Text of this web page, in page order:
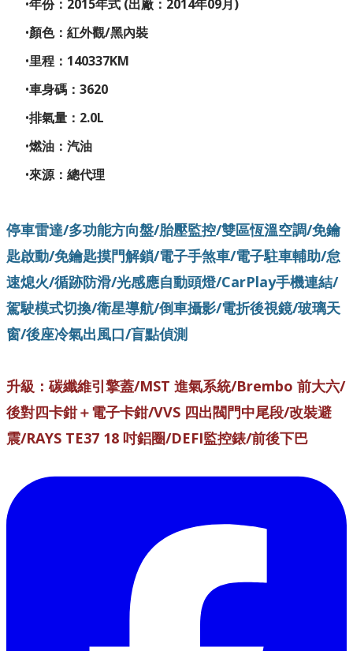
年份：2015年式 (出廠：2014年09月)
顏色：紅外觀/黑內裝
里程：140337KM
車身碼：3620
排氣量：2.0L
燃油：汽油
來源：總代理
停車雷達/多功能方向盤/胎壓監控/雙區恆溫空調/免鑰
匙啟動/免鑰匙摸門解鎖/電子手煞車/電子駐車輔助/怠
速熄火/循跡防滑/光感應自動頭燈/CarPlay手機連結/
駕駛模式切換/衛星導航/倒車攝影/電折後視鏡/玻璃天
窗/後座冷氣出風口/盲點偵測
升級：碳纖維引擎蓋/MST 進氣系統/Brembo 前大六/
後對四卡鉗＋電子卡鉗/VVS 四出閥門中尾段/改裝避
震/RAYS TE37 18 吋鋁圈/DEFI監控錶/前後下巴